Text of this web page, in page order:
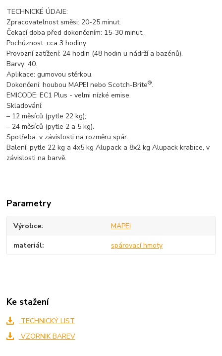
TECHNICKÉ ÚDAJE:
Zpracovatelnost směsi: 20-25 minut.
Čekací doba před dokončením: 15-30 minut.
Pochůznost: cca 3 hodiny.
Provozní zatížení: 24 hodin (48 hodin u nádrží a bazénů).
Barvy: 40.
Aplikace: gumovou stěrkou.
Dokončení: houbou MAPEI nebo Scotch-Brite®.
EMICODE: EC1 Plus - velmi nízké emise.
Skladování:
– 12 měsíců (pytle 22 kg);
– 24 měsíců (pytle 2 a 5 kg).
Spotřeba: v závislosti na rozměru spár.
Balení: pytle 22 kg a 4x5 kg Alupack a 8x2 kg Alupack krabice, v
závislosti na barvě.
Parametry
Výrobce MAPEI
materiál spárovací hmoty
Ke stažení
TECHNICKÝ LIST
VZORNIK BAREV